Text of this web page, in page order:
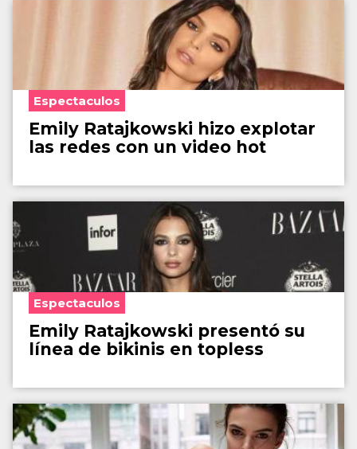
Espectaculos
Emily Ratajkowski hizo explotar
las redes con un video hot
Espectaculos
Emily Ratajkowski presentó su
línea de bikinis en topless